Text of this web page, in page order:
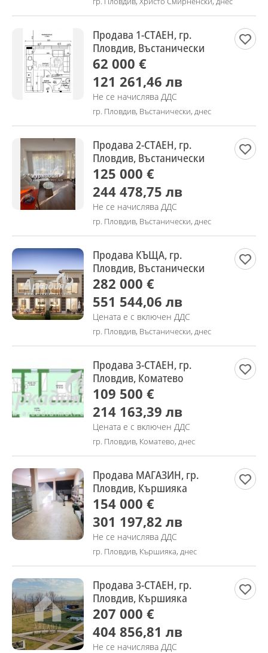
Продава 1-СТАЕН, гр.
Пловдив, Въстанически
62 000 €
121 261,46 лв
Не се начислява ДДС
гр. Пловдив, Въстанически, днес
Продава 2-СТАЕН, гр.
Пловдив, Въстанически
125 000 €
244 478,75 лв
Не се начислява ДДС
гр. Пловдив, Въстанически, днес
Продава КЪЩА, гр.
Пловдив, Въстанически
282 000 €
551 544,06 лв
Цената е с включен ДДС
гр. Пловдив, Въстанически, днес
Продава 3-СТАЕН, гр.
Пловдив, Коматево
109 500 €
214 163,39 лв
Цената е с включен ДДС
гр. Пловдив, Коматево, днес
Продава МАГАЗИН, гр.
Пловдив, Кършияка
154 000 €
301 197,82 лв
Не се начислява ДДС
гр. Пловдив, Кършияка, днес
Продава 3-СТАЕН, гр.
Пловдив, Кършияка
207 000 €
404 856,81 лв
Не се начислява ДДС